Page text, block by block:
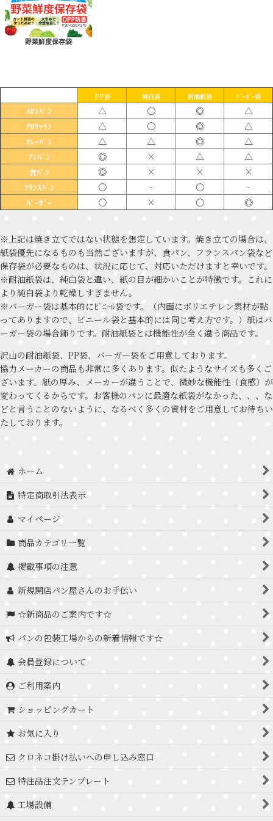
野菜鮮度保存袋
PP袋 純白袋 耐油紙袋 ﾊﾞｰｶﾞｰ袋
ﾒﾛﾝﾊﾟﾝ △ 〇 ◎ △
ｸﾛﾜｯｻﾝ △ 〇 ◎ △
ｶﾚｰﾊﾟﾝ △ △ ◎ △
ｱﾝﾊﾟﾝ ◎ × △ △
食ﾊﾟﾝ ◎ × × ×
ﾌﾗﾝｽﾊﾟﾝ 〇 - 〇 -
ﾊﾞｰｶﾞｰ 〇 × 〇 ◎
※上記は焼き立てではない状態を想定しています。焼き立ての場合は、
紙袋優先になるものも当然ございますが、食パン、フランスパン袋など
保存袋が必要なものは、状況に応じて、対応いただけますと幸いです。
※耐油紙袋は、純白袋と違い、紙の目が細かいことが特徴です。これに
より純白袋より乾燥しすぎません。
※バーガー袋は基本的にﾋﾞﾆｰﾙ袋です。（内面にポリエチレン素材が貼
ってありますので、ビニール袋と基本的には同じ考え方です。）紙はバ
ーガー袋の場合飾りです。耐油紙袋とは機能性が全く違う商品です。
沢山の耐油紙袋、PP袋、バーガー袋をご用意しております。
協力メーカーの商品も非常に多くあります。似たようなサイズも多くご
ざいます。紙の厚み、メーカーが違うことで、微妙な機能性（食感）が
変わってくるからです。お客様のパンに最適な紙袋がなかった、、、な
どと言うことのないように、なるべく多くの資材をご用意してお待ちい
たしております。
ホーム
特定商取引法表示
マイページ
商品カテゴリ一覧
掲載事項の注意
新規開店パン屋さんのお手伝い
☆新商品のご案内です☆
パンの包装工場からの新着情報です☆
会員登録について
ご利用案内
ショッピングカート
お気に入り
クロネコ掛け払いへの申し込み窓口
特注品注文テンプレート
工場設備